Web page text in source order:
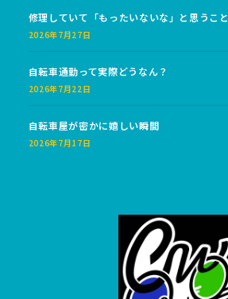
修理していて「もったいないな」と思うこと
2026年7月27日
自転車通勤って実際どうなん？
2026年7月22日
自転車屋が密かに嬉しい瞬間
2026年7月17日